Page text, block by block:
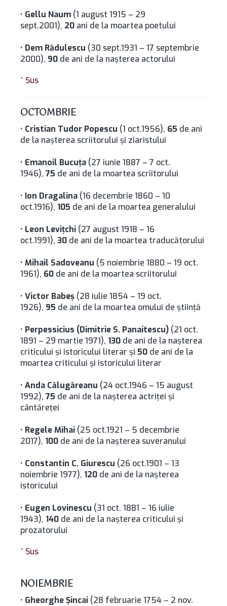
• Gellu Naum (1 august 1915 – 29
sept.2001), 20 ani de la moartea poetului
• Dem Rădulescu (30 sept.1931 – 17 septembrie
2000), 90 de ani de la naşterea actorului
^ Sus
OCTOMBRIE
• Cristian Tudor Popescu (1 oct.1956), 65 de ani
de la naşterea scriitorului şi ziaristului
• Emanoil Bucuţa (27 iunie 1887 – 7 oct.
1946), 75 de ani de la moartea scriitorului
• Ion Dragalina (16 decembrie 1860 – 10
oct.1916), 105 de ani de la moartea generalului
• Leon Leviţchi (27 august 1918 – 16
oct.1991), 30 de ani de la moartea traducătorului
• Mihail Sadoveanu (5 noiembrie 1880 – 19 oct.
1961), 60 de ani de la moartea scriitorului
• Victor Babeş (28 iulie 1854 – 19 oct.
1926), 95 de ani de la moartea omului de ştiinţă
• Perpessicius (Dimitrie S. Panaitescu) (21 oct.
1891 – 29 martie 1971), 130 de ani de la naşterea
criticului şi istoricului literar și 50 de ani de la
moartea criticului și istoricului literar
• Anda Călugăreanu (24 oct.1946 – 15 august
1992), 75 de ani de la naşterea actriţei şi
cântăreţei
• Regele Mihai (25 oct.1921 – 5 decembrie
2017), 100 de ani de la naşterea suveranului
• Constantin C. Giurescu (26 oct.1901 – 13
noiembrie 1977), 120 de ani de la naşterea
istoricului
• Eugen Lovinescu (31 oct. 1881 – 16 iulie
1943), 140 de ani de la naşterea criticului şi
prozatorului
^ Sus
NOIEMBRIE
• Gheorghe Şincai (28 februarie 1754 – 2 nov.